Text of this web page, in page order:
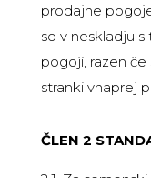
prodajne
so v neskladju
pogoji, razen
stranki vnaprej
ČLEN 2